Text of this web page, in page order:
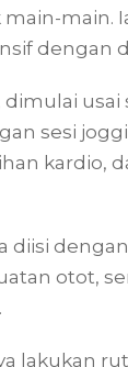
main-main.
dengan
dimulai
sesi
kardio,
diisi
otot,
lakukan